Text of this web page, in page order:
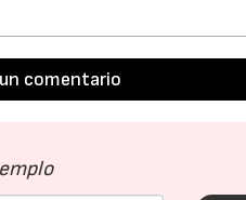
comentario